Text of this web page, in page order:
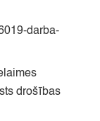
darba-
drošības